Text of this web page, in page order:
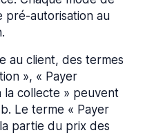
pré-autorisation au
au client, des termes
», « Payer
la collecte » peuvent
Le terme « Payer
partie du prix des